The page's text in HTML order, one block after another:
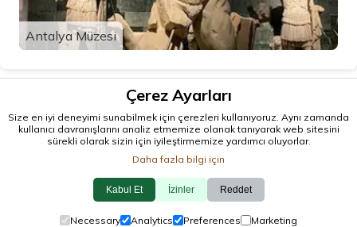
Antalya Müzesi
Çerez Ayarları
Size en iyi deneyimi sunabilmek için çerezleri kullanıyoruz. Aynı zamanda
kullanıcı davranışlarını analiz etmemize olanak tanıyarak web sitesini
sürekli olarak sizin için iyileştirmemize yardımcı oluyorlar.
Daha fazla bilgi için
Kabul Et İzinler Reddet
Necessary Analytics Preferences Marketing
© 2026 antalya.tc